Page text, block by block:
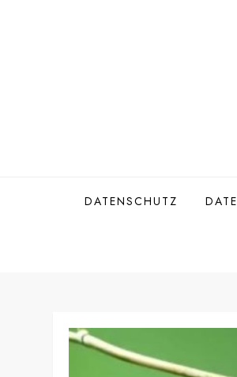
DATENSCHUTZ